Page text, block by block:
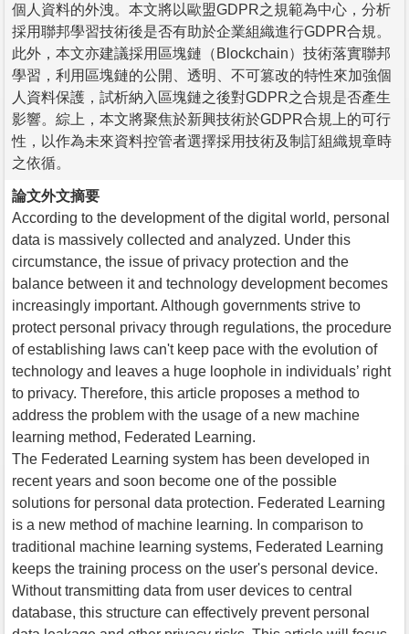
個人資料的外洩。本文將以歐盟GDPR之規範為中心，分析
採用聯邦學習技術後是否有助於企業組織進行GDPR合規。
此外，本文亦建議採用區塊鏈（Blockchain）技術落實聯邦
學習，利用區塊鏈的公開、透明、不可篡改的特性來加強個
人資料保護，試析納入區塊鏈之後對GDPR之合規是否產生
影響。綜上，本文將聚焦於新興技術於GDPR合規上的可行
性，以作為未來資料控管者選擇採用技術及制訂組織規章時
之依循。
論文外文摘要
According to the development of the digital world, personal
data is massively collected and analyzed. Under this
circumstance, the issue of privacy protection and the
balance between it and technology development becomes
increasingly important. Although governments strive to
protect personal privacy through regulations, the procedure
of establishing laws can't keep pace with the evolution of
technology and leaves a huge loophole in individuals’ right
to privacy. Therefore, this article proposes a method to
address the problem with the usage of a new machine
learning method, Federated Learning.
The Federated Learning system has been developed in
recent years and soon become one of the possible
solutions for personal data protection. Federated Learning
is a new method of machine learning. In comparison to
traditional machine learning systems, Federated Learning
keeps the training process on the user's personal device.
Without transmitting data from user devices to central
database, this structure can effectively prevent personal